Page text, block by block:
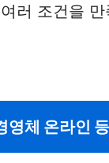
러 조건을
영체 온라인